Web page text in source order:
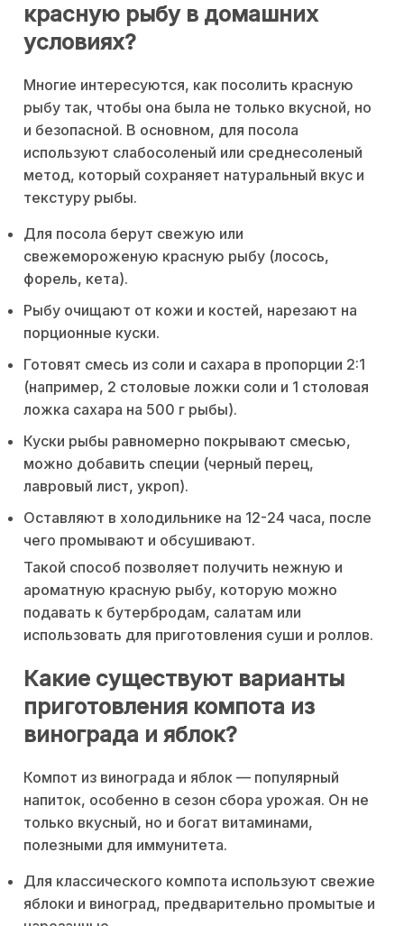
красную рыбу в домашних
условиях?
Многие интересуются, как посолить красную
рыбу так, чтобы она была не только вкусной, но
и безопасной. В основном, для посола
используют слабосоленый или среднесоленый
метод, который сохраняет натуральный вкус и
текстуру рыбы.
Для посола берут свежую или
свежемороженую красную рыбу (лосось,
форель, кета).
Рыбу очищают от кожи и костей, нарезают на
порционные куски.
Готовят смесь из соли и сахара в пропорции 2:1
(например, 2 столовые ложки соли и 1 столовая
ложка сахара на 500 г рыбы).
Куски рыбы равномерно покрывают смесью,
можно добавить специи (черный перец,
лавровый лист, укроп).
Оставляют в холодильнике на 12-24 часа, после
чего промывают и обсушивают.
Такой способ позволяет получить нежную и
ароматную красную рыбу, которую можно
подавать к бутербродам, салатам или
использовать для приготовления суши и роллов.
Какие существуют варианты
приготовления компота из
винограда и яблок?
Компот из винограда и яблок — популярный
напиток, особенно в сезон сбора урожая. Он не
только вкусный, но и богат витаминами,
полезными для иммунитета.
Для классического компота используют свежие
яблоки и виноград, предварительно промытые и